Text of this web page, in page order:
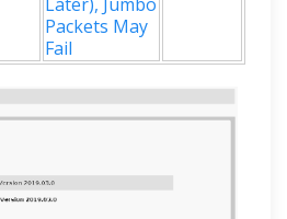
Packets May
Fail